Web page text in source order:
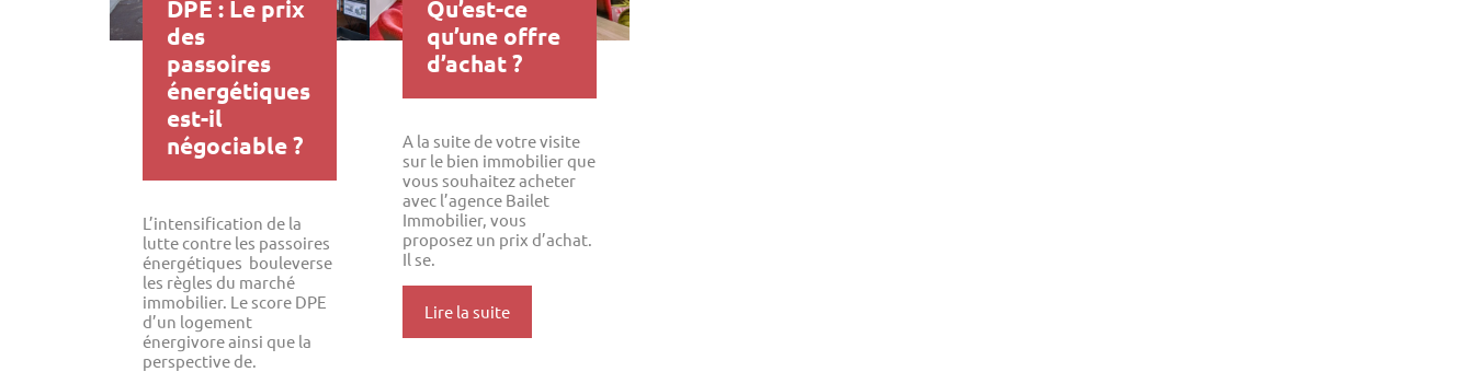
DPE : Le prix
des
passoires
énergétiques
est-il
négociable ?
L’intensification de la
lutte contre les passoires
énergétiques bouleverse
les règles du marché
immobilier. Le score DPE
d’un logement
énergivore ainsi que la
perspective de.
Qu’est-ce
qu’une offre
d’achat ?
A la suite de votre visite
sur le bien immobilier que
vous souhaitez acheter
avec l’agence Bailet
Immobilier, vous
proposez un prix d’achat.
Il se.
Lire la suite